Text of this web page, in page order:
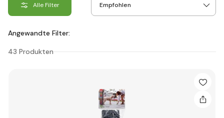
Alle Filter
Angewandte Filter:
43 Produkten